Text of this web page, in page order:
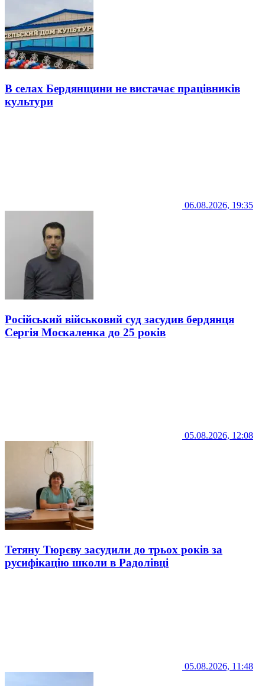
В селах Бердянщини не вистачає працівників
культури
06.08.2026, 19:35
Російський військовий суд засудив бердянця
Сергія Москаленка до 25 років
05.08.2026, 12:08
Тетяну Тюрєву засудили до трьох років за
русифікацію школи в Радолівці
05.08.2026, 11:48